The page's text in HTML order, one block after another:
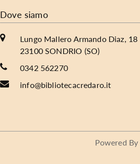
Dove siamo
Lungo Mallero Armando Diaz, 18
23100 SONDRIO (SO)
0342 562270
info@bibliotecacredaro.it
Powered By